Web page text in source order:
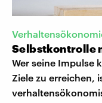
Selbstkontrolle
Wer seine Impulse
Ziele zu erreichen,